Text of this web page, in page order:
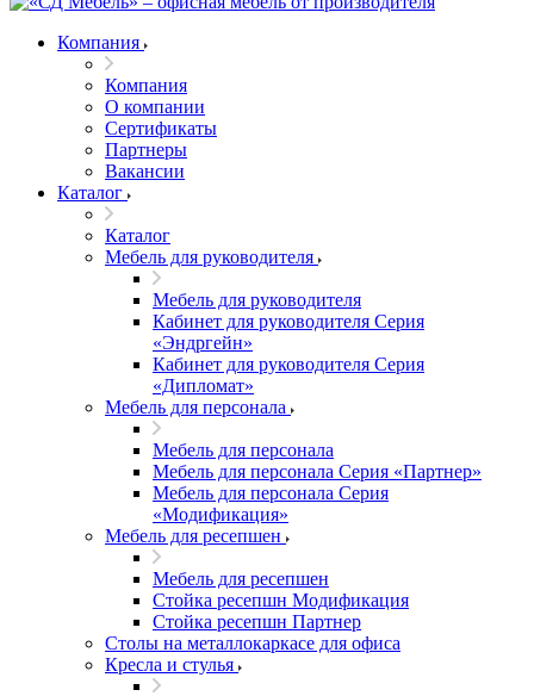
Компания
Компания
О компании
Сертификаты
Партнеры
Вакансии
Каталог
Каталог
Мебель для руководителя
Мебель для руководителя
Кабинет для руководителя Серия
«Эндргейн»
Кабинет для руководителя Серия
«Дипломат»
Мебель для персонала
Мебель для персонала
Мебель для персонала Серия «Партнер»
Мебель для персонала Серия
«Модификация»
Мебель для ресепшен
Мебель для ресепшен
Стойка ресепшн Модификация
Стойка ресепшн Партнер
Столы на металлокаркасе для офиса
Кресла и стулья